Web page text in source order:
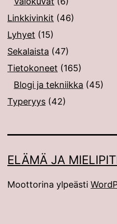
Linkkivinkit (46)
Lyhyet (15)
Sekalaista (47)
Tietokoneet (165)
Blogi ja tekniikka (45)
Typeryys (42)
ELÄMÄ JA
Moottorina ylpeästi